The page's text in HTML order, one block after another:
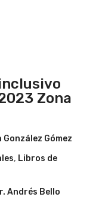
Zona
Gómez
, Libros de
Andrés Bello